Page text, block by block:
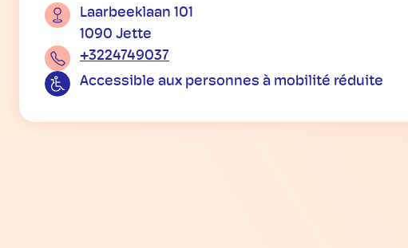
Laarbeeklaan 101
1090 Jette
+3224749037
Accessible aux personnes à mobilité réduite